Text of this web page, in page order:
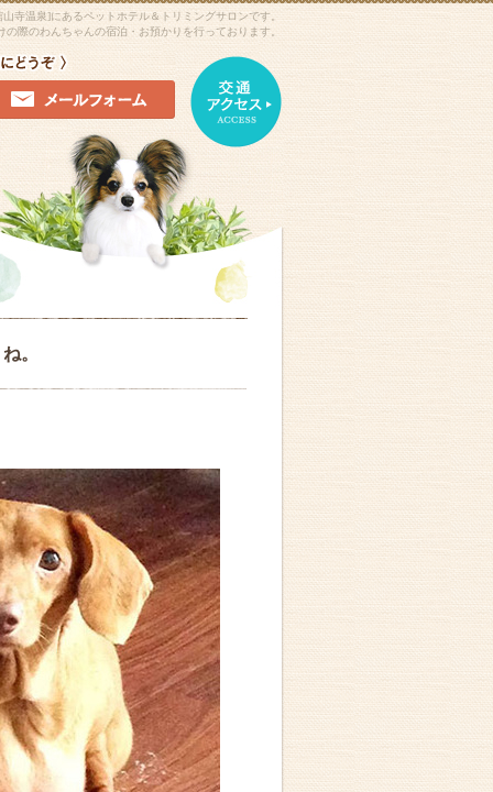
寺温泉]にあるペットホテル＆トリミングサロンです。
際のわんちゃんの宿泊・お預かりを行っております。
。